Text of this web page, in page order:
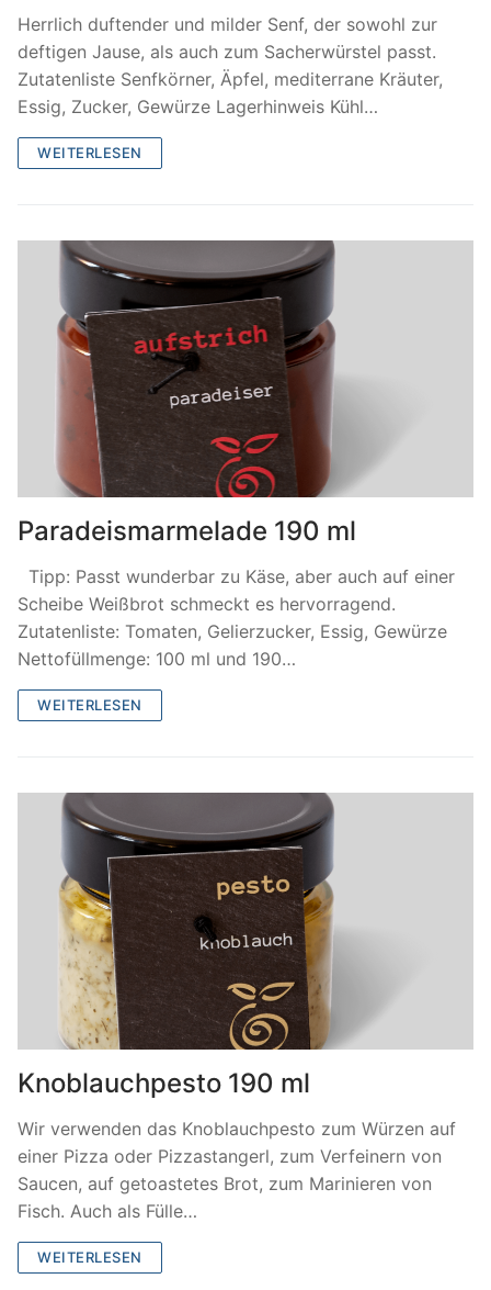
Herrlich duftender und milder Senf, der sowohl zur
deftigen Jause, als auch zum Sacherwürstel passt.
Zutatenliste Senfkörner, Äpfel, mediterrane Kräuter,
Essig, Zucker, Gewürze Lagerhinweis Kühl…
WEITERLESEN
Paradeismarmelade 190 ml
Tipp: Passt wunderbar zu Käse, aber auch auf einer
Scheibe Weißbrot schmeckt es hervorragend.
Zutatenliste: Tomaten, Gelierzucker, Essig, Gewürze
Nettofüllmenge: 100 ml und 190…
WEITERLESEN
Knoblauchpesto 190 ml
Wir verwenden das Knoblauchpesto zum Würzen auf
einer Pizza oder Pizzastangerl, zum Verfeinern von
Saucen, auf getoastetes Brot, zum Marinieren von
Fisch. Auch als Fülle…
WEITERLESEN